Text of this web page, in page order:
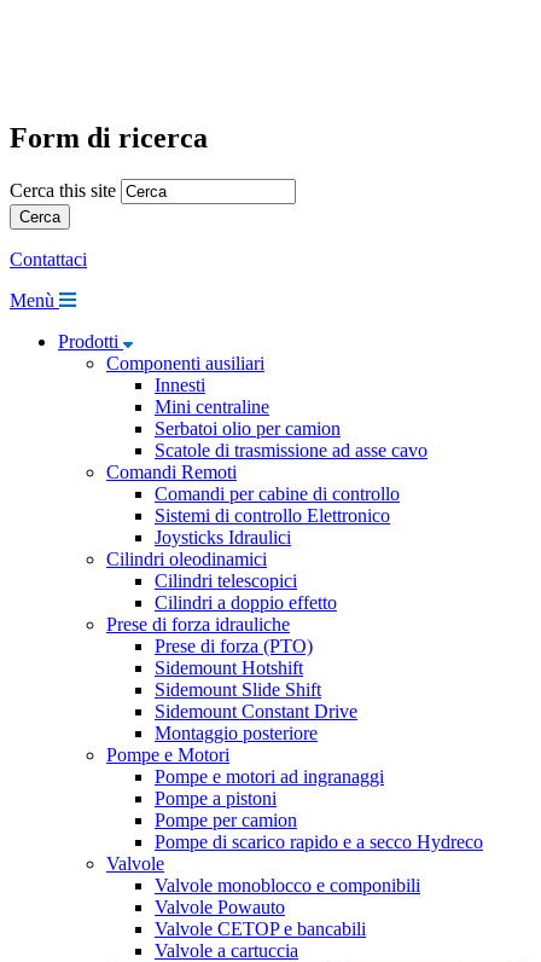
Form di ricerca
Cerca this site
Contattaci
Menù
Prodotti
Componenti ausiliari
Innesti
Mini centraline
Serbatoi olio per camion
Scatole di trasmissione ad asse cavo
Comandi Remoti
Comandi per cabine di controllo
Sistemi di controllo Elettronico
Joysticks Idraulici
Cilindri oleodinamici
Cilindri telescopici
Cilindri a doppio effetto
Prese di forza idrauliche
Prese di forza (PTO)
Sidemount Hotshift
Sidemount Slide Shift
Sidemount Constant Drive
Montaggio posteriore
Pompe e Motori
Pompe e motori ad ingranaggi
Pompe a pistoni
Pompe per camion
Pompe di scarico rapido e a secco Hydreco
Valvole
Valvole monoblocco e componibili
Valvole Powauto
Valvole CETOP e bancabili
Valvole a cartuccia